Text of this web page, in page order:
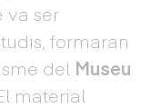
va ser
formaran
del Museu
material